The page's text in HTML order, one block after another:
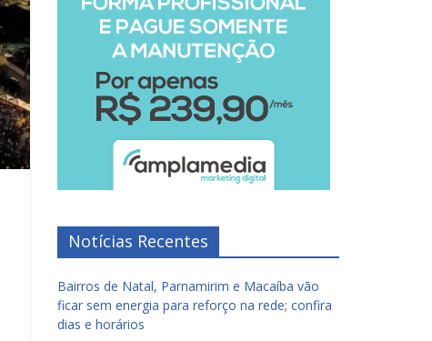
Notícias Recentes
Bairros de Natal, Parnamirim e Macaíba vão
ficar sem energia para reforço na rede; confira
dias e horários